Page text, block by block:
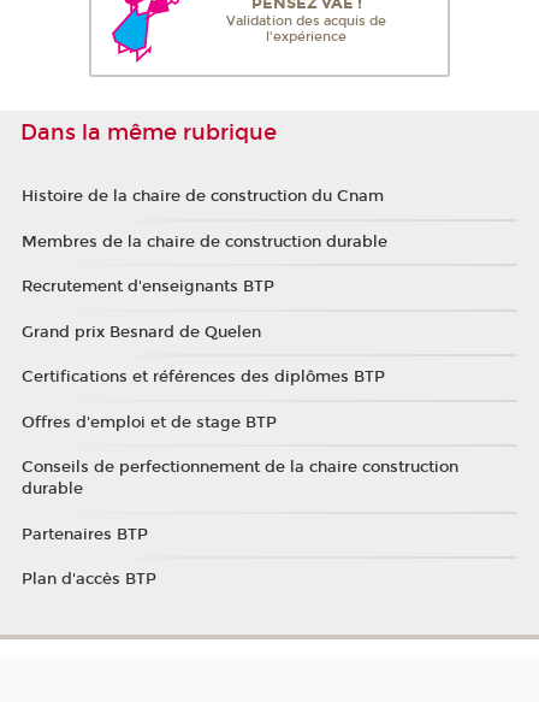
Validation des acquis de
l'expérience
Dans la même rubrique
Histoire de la chaire de construction du Cnam
Membres de la chaire de construction durable
Recrutement d'enseignants BTP
Grand prix Besnard de Quelen
Certifications et références des diplômes BTP
Offres d'emploi et de stage BTP
Conseils de perfectionnement de la chaire construction
durable
Partenaires BTP
Plan d'accès BTP